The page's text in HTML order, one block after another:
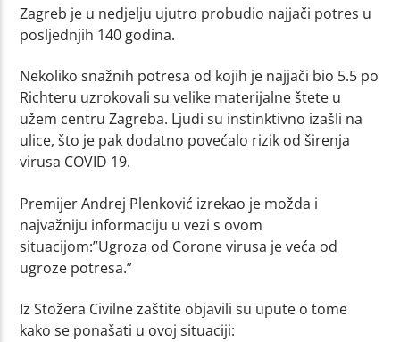
Zagreb je u nedjelju ujutro probudio najjači potres u
posljednjih 140 godina.
Nekoliko snažnih potresa od kojih je najjači bio 5.5 po
Richteru uzrokovali su velike materijalne štete u
užem centru Zagreba. Ljudi su instinktivno izašli na
ulice, što je pak dodatno povećalo rizik od širenja
virusa COVID 19.
Premijer Andrej Plenković izrekao je možda i
najvažniju informaciju u vezi s ovom
situacijom:”Ugroza od Corone virusa je veća od
ugroze potresa.”
Iz Stožera Civilne zaštite objavili su upute o tome
kako se ponašati u ovoj situaciji: